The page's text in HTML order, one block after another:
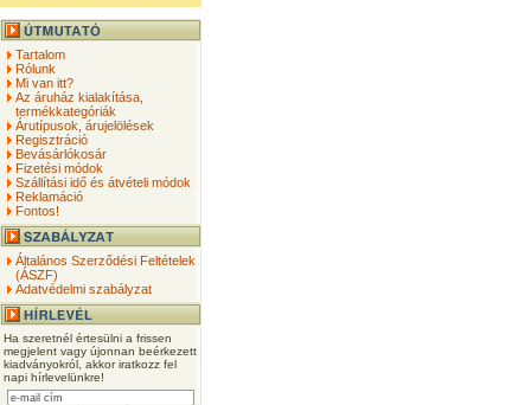
Tartalom
Rólunk
Mi van itt?
Az áruház kialakítása,
termékkategóriák
Árutípusok, árujelölések
Regisztráció
Bevásárlókosár
Fizetési módok
Szállítási idő és átvételi módok
Reklamáció
Fontos!
Általános Szerződési Feltételek
(ÁSZF)
Adatvédelmi szabályzat
Ha szeretnél értesülni a frissen
megjelent vagy újonnan beérkezett
kiadványokról, akkor iratkozz fel
napi hírlevelünkre!